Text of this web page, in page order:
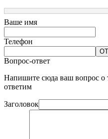
Ваше имя
Телефон
Вопрос-ответ
Напишите сюда ваш вопрос о
ответим
Заголовок